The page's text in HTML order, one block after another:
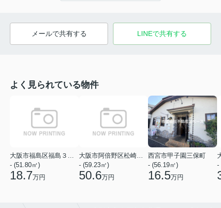
メールで共有する LINEで共有する
よく見られている物件
大阪市福島区福島３丁目
- (51.80㎡)
18.7万円
大阪市阿倍野区松崎町１丁目
- (59.23㎡)
50.6万円
西宮市甲子園三保町
- (56.19㎡)
16.5万円
-